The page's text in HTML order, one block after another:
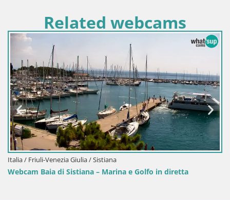
Related webcams
Italia / Friuli-Venezia Giulia / Sistiana
Webcam Baia di Sistiana – Marina e Golfo in diretta